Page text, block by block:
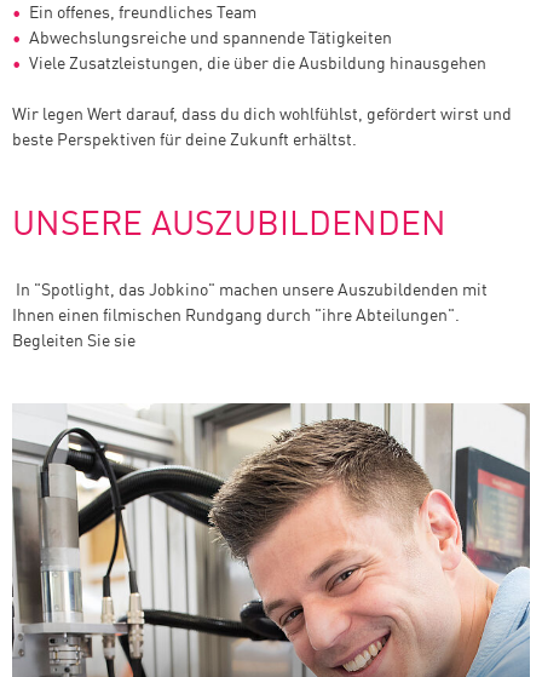
Ein offenes, freundliches Team
Abwechslungsreiche und spannende Tätigkeiten
Viele Zusatzleistungen, die über die Ausbildung hinausgehen
Wir legen Wert darauf, dass du dich wohlfühlst, gefördert wirst und
beste Perspektiven für deine Zukunft erhältst.
UNSERE AUSZUBILDENDEN
In "Spotlight, das Jobkino" machen unsere Auszubildenden mit
Ihnen einen filmischen Rundgang durch "ihre Abteilungen".
Begleiten Sie sie